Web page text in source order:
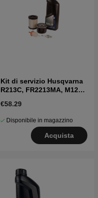
Kit di servizio Husqvarna
R213C, FR2213MA, M125-
€58.29
Disponibile in magazzino
Acquista